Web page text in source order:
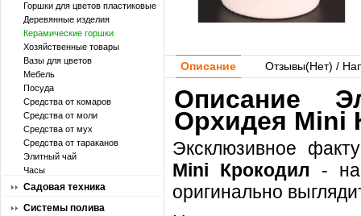
Горшки для цветов пластиковые
Деревянные изделия
Керамические горшки
Хозяйственные товары
Вазы для цветов
Мебель
Посуда
Средства от комаров
Средства от моли
Средства от мух
Средства от тараканов
Элитный чай
Часы
Садовая техника
Системы полива
Описание Отзывы(Нет) /
Описание
Орхидея Mini
Эксклюзивное
Mini Крокодил -
оригинально